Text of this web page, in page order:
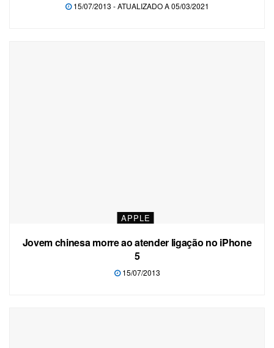
15/07/2013 - ATUALIZADO A 05/03/2021
APPLE
Jovem chinesa morre ao atender ligação no iPhone
5
15/07/2013